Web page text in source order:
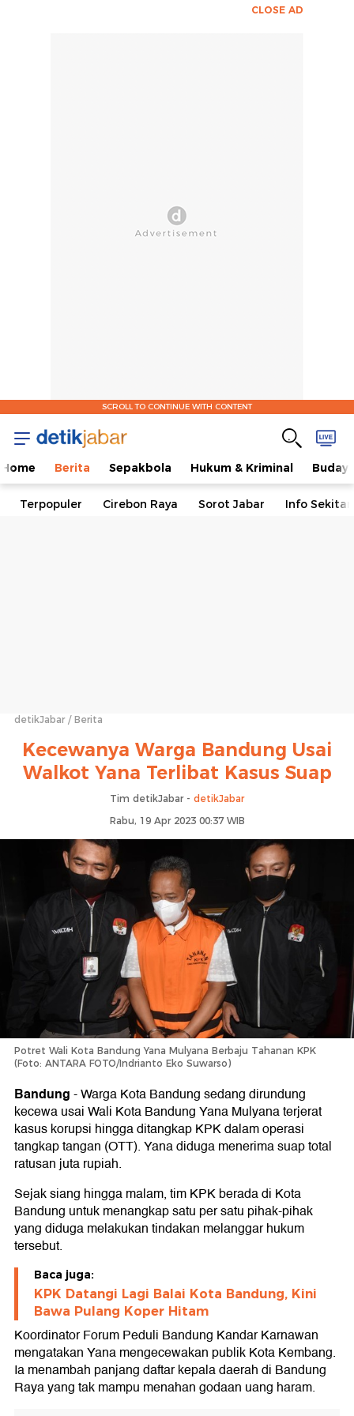
CLOSE AD
SCROLL TO CONTINUE WITH CONTENT
Home Berita Sepakbola Hukum & Kriminal
Terpopuler Cirebon Raya Sorot Jabar Info
detikJabar Berita
Kecewanya Warga Bandung Usai
Walkot Yana Terlibat Kasus Suap
Tim detikJabar - detikJabar
Rabu, 19 Apr 2023 00:37 WIB
Potret Wali Kota Bandung Yana Mulyana Berbaju Tahanan KPK
(Foto: ANTARA FOTO/Indrianto Eko Suwarso)
Bandung-Warga Kota Bandung sedang dirundung
kecewa usai Wali Kota Bandung Yana Mulyana terjerat
kasus korupsi hingga ditangkap KPK dalam operasi
tangkap tangan (OTT). Yana diduga menerima suap total
ratusan juta rupiah.
Sejak siang hingga malam, tim KPK berada di Kota
Bandung untuk menangkap satu per satu pihak-pihak
yang diduga melakukan tindakan melanggar hukum
tersebut.
Baca juga:
KPK Datangi Lagi Balai Kota Bandung, Kini
Bawa Pulang Koper Hitam
Koordinator Forum Peduli Bandung Kandar Karnawan
mengatakan Yana mengecewakan publik Kota Kembang.
Ia menambah panjang daftar kepala daerah di Bandung
Raya yang tak mampu menahan godaan uang haram.